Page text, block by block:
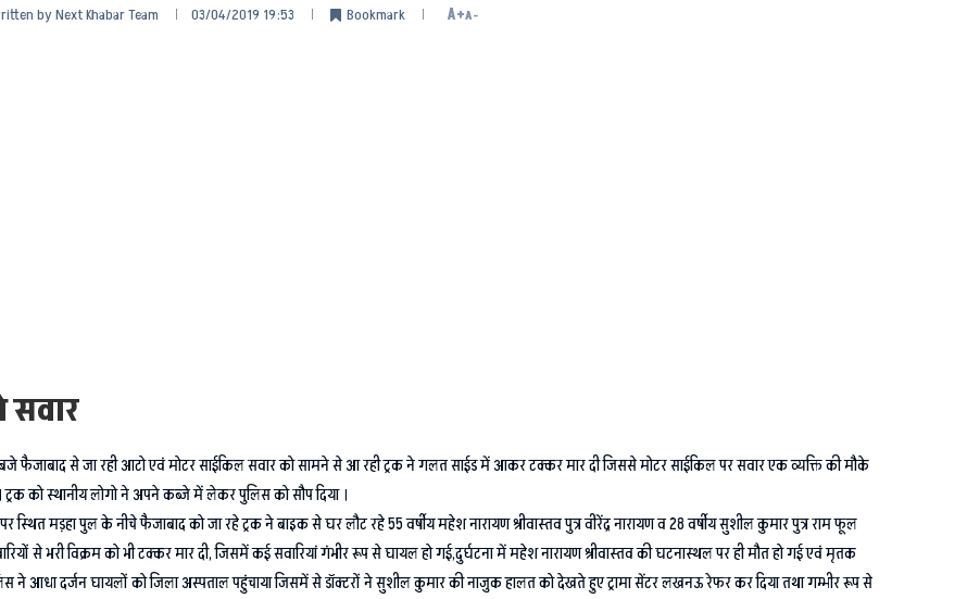
byNext Khabar Team 03/04/2019 19:53 Bookmark A+A-
सवार
से जा रही आटो एवं मोटर साईकिल सवार को सामने से आ रही ट्रक ने गलत साईड में आकर टक्कर मार दी जिससे मोटर साईकिल पर सवार एक व्यक्ति की मौके
को स्थानीय लोगो ने अपने कब्जे में लेकर पुलिस को सौप दिया ।
मड़हा पुल के नीचे फैजाबाद को जा रहे ट्रक ने बाइक से घर लौट रहे 55 वर्षीय महेश नारायण श्रीवास्तव पुत्र वीरेंद्र नारायण व 28 वर्षीय सुशील कुमार पुत्र राम फूल
से भरी विक्रम को भी टक्कर मार दी, जिसमें कई सवारियां गंभीर रूप से घायल हो गई,दुर्घटना में महेश नारायण श्रीवास्तव की घटनास्थल पर ही मौत हो गई एवं मृतक
आधा दर्जन घायलों को जिला अस्पताल पहुंचाया जिसमें से डॉक्टरों ने सुशील कुमार की नाजुक हालत को देखते हुए ट्रामा सेंटर लखनऊ रेफर कर दिया तथा गम्भीर रूप से